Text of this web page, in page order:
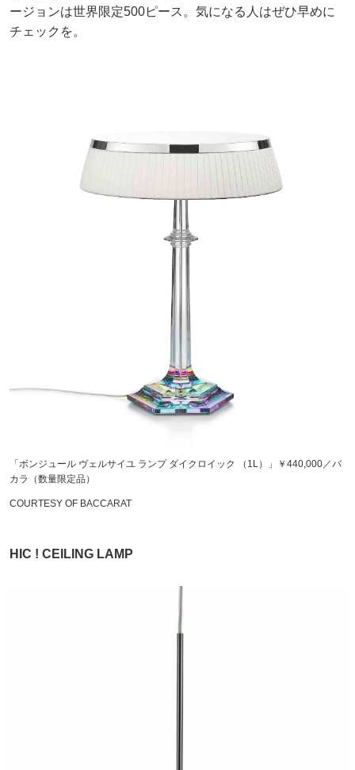
ージョンは世界限定500ピース。気になる人はぜひ早めに
チェックを。
「ボンジュール ヴェルサイユ ランプ ダイクロイック （1L）」￥440,000／バ
カラ（数量限定品）
COURTESY OF BACCARAT
HIC ! CEILING LAMP